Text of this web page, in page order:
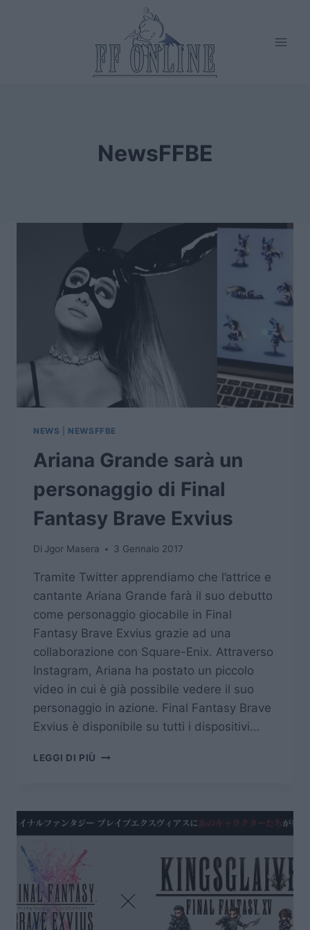
NewsFFBE
NEWS NEWSFFBE
Ariana Grande sarà un
personaggio di Final
Fantasy Brave Exvius
Di Jgor Masera 3 Gennaio 2017
Tramite Twitter apprendiamo che l’attrice e
cantante Ariana Grande farà il suo debutto
come personaggio giocabile in Final
Fantasy Brave Exvius grazie ad una
collaborazione con Square-Enix. Attraverso
Instagram, Ariana ha postato un piccolo
video in cui è già possibile vedere il suo
personaggio in azione. Final Fantasy Brave
Exvius è disponibile su tutti i dispositivi…
LEGGI DI PIÙ ARIANA
PERSONAGGIO
DI